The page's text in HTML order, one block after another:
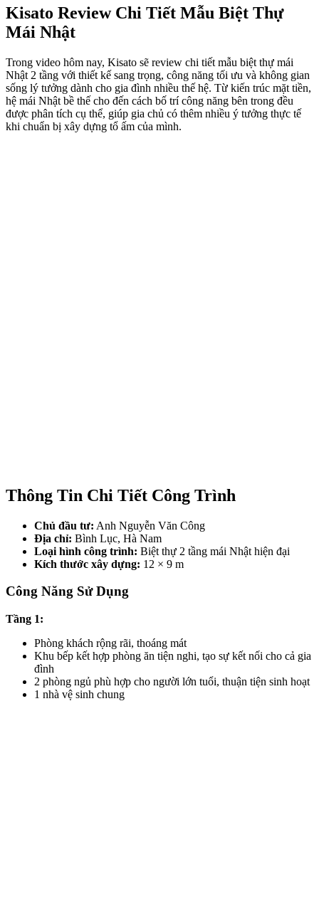
Kisato Review Chi Tiết Mẫu Biệt Thự
Mái Nhật
Trong video hôm nay, Kisato sẽ review chi tiết mẫu biệt thự mái
Nhật 2 tầng với thiết kế sang trọng, công năng tối ưu và không gian
sống lý tưởng dành cho gia đình nhiều thế hệ. Từ kiến trúc mặt tiền,
hệ mái Nhật bề thế cho đến cách bố trí công năng bên trong đều
được phân tích cụ thể, giúp gia chủ có thêm nhiều ý tưởng thực tế
khi chuẩn bị xây dựng tổ ấm của mình.
Thông Tin Chi Tiết Công Trình
Chủ đầu tư: Anh Nguyễn Văn Công
Địa chỉ: Bình Lục, Hà Nam
Loại hình công trình: Biệt thự 2 tầng mái Nhật hiện đại
Kích thước xây dựng: 12 × 9 m
Công Năng Sử Dụng
Tầng 1:
Phòng khách rộng rãi, thoáng mát
Khu bếp kết hợp phòng ăn tiện nghi, tạo sự kết nối cho cả gia
đình
2 phòng ngủ phù hợp cho người lớn tuổi, thuận tiện sinh hoạt
1 nhà vệ sinh chung